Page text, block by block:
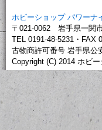
ホビーショップ パワーナ
〒021-0062 岩手県一関
TEL 0191-48-5231・FAX
古物商許可番号 岩手県公
Copyright (C) 2014 ホビ